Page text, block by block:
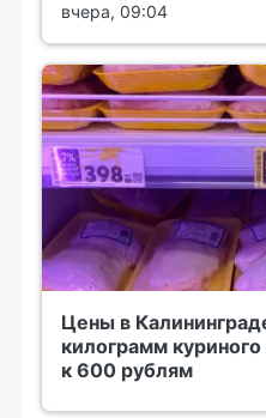
вчера, 09:04
Цены в
килограмм
к 600 рублям